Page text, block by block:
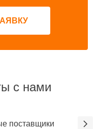
с нами
поставщики